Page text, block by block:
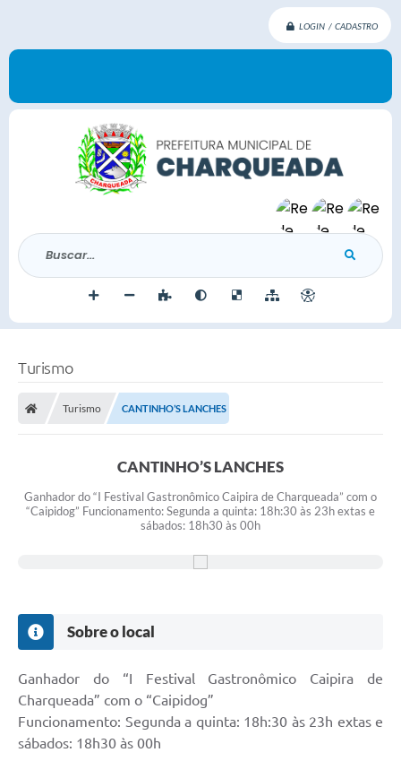
LOGIN / CADASTRO
Buscar...
Turismo
Turismo CANTINHO’S LANCHES
CANTINHO’S LANCHES
Ganhador do “I Festival Gastronômico Caipira de Charqueada” com o
“Caipidog” Funcionamento: Segunda a quinta: 18h:30 às 23h extas e
sábados: 18h30 às 00h
Sobre o local
Ganhador do “I Festival Gastronômico Caipira de
Charqueada” com o “Caipidog”
Funcionamento: Segunda a quinta: 18h:30 às 23h extas e
sábados: 18h30 às 00h